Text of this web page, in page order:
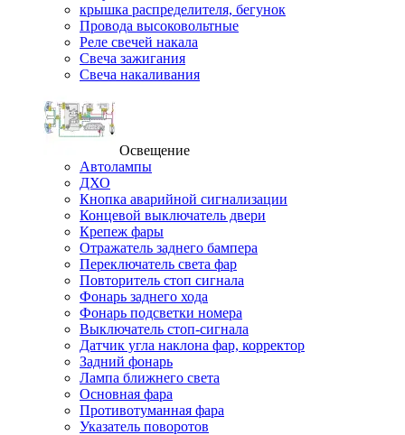
крышка распределителя, бегунок
Провода высоковольтные
Реле свечей накала
Свеча зажигания
Свеча накаливания
Освещение
Автолампы
ДХО
Кнопка аварийной сигнализации
Концевой выключатель двери
Крепеж фары
Отражатель заднего бампера
Переключатель света фар
Повторитель стоп сигнала
Фонарь заднего хода
Фонарь подсветки номера
Выключатель стоп-сигнала
Датчик угла наклона фар, корректор
Задний фонарь
Лампа ближнего света
Основная фара
Противотуманная фара
Указатель поворотов